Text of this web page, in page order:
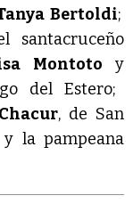
Bertoldi;
santacruceño
Montotoy
del Estero;
, de San
y la pampeana